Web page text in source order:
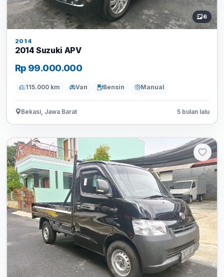
6
2014
2014 Suzuki APV
Rp 99.000.000
115.000 km Van Bensin Manual
Bekasi, Jawa Barat 5 bulan lalu